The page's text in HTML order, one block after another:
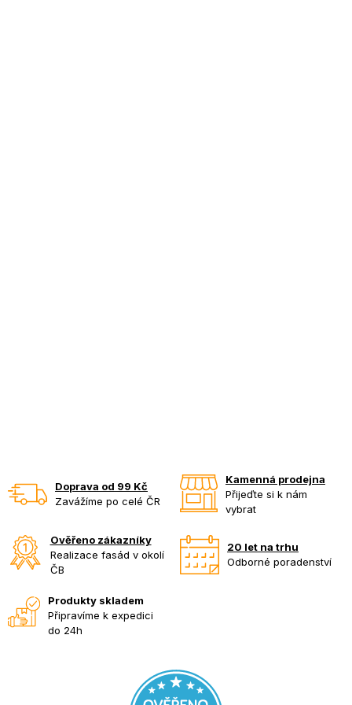
Doprava od 99 Kč
Zavážíme po celé ČR
Kamenná prodejna
Přijeďte si k nám
vybrat
Ověřeno zákazníky
Realizace fasád v okolí
ČB
20 let na trhu
Odborné poradenství
Produkty skladem
Připravíme k expedici
do 24h